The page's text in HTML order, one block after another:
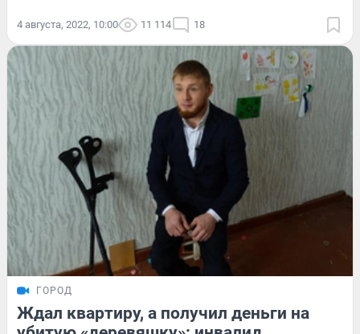
4 августа, 2022, 10:00 11 114 18
ГОРОД
Ждал квартиру, а получил деньги на